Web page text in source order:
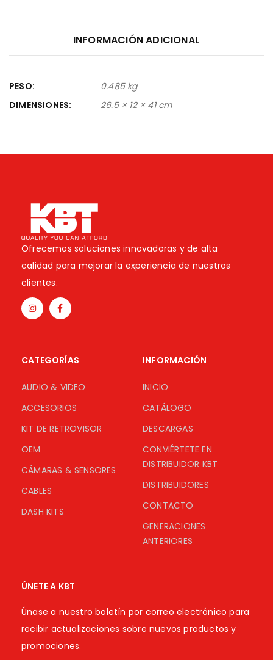
INFORMACIÓN ADICIONAL
PESO
0.485 kg
DIMENSIONES
26.5 × 12 × 41 cm
Ofrecemos soluciones innovadoras y de alta
calidad para mejorar la experiencia de nuestros
clientes.
CATEGORÍAS
AUDIO & VIDEO
ACCESORIOS
KIT DE RETROVISOR
OEM
CÁMARAS & SENSORES
CABLES
DASH KITS
INFORMACIÓN
INICIO
CATÁLOGO
DESCARGAS
CONVIÉRTETE EN
DISTRIBUIDOR KBT
DISTRIBUIDORES
CONTACTO
GENERACIONES
ANTERIORES
ÚNETE A KBT
Únase a nuestro boletín por correo electrónico para
recibir actualizaciones sobre nuevos productos y
promociones.